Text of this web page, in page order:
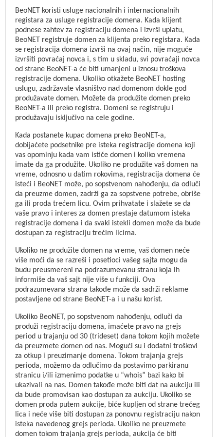
BeoNET koristi usluge nacionalnih i internacionalnih
registara za usluge registracije domena. Kada klijent
podnese zahtev za registraciju domena i izvrši uplatu,
BeoNET registruje domen za klijenta preko registara. Kada
se registracija domena izvrši na ovaj način, nije moguće
izvršiti povraćaj novca i, s tim u skladu, svi povraćaji novca
od strane BeoNET-a će biti umanjeni u iznosu troškova
registracije domena. Ukoliko otkažete BeoNET hosting
uslugu, zadržavate vlasništvo nad domenom dokle god
produžavate domen. Možete da produžite domen preko
BeoNET-a ili preko registra. Domeni se registruju i
produžavaju isključivo na cele godine.
Kada postanete kupac domena preko BeoNET-a,
dobijaćete podsetnike pre isteka registracije domena koji
vas opominju kada vam ističe domen i koliko vremena
imate da ga produžite. Ukoliko ne produžite vaš domen na
vreme, odnosno u datim rokovima, registracija domena će
isteći i BeoNET može, po sopstvenom nahođenju, da odluči
da preuzme domen, zadrži ga za sopstvene potrebe, obriše
ga ili proda trećem licu. Ovim prihvatate i slažete se da
vaše pravo i interes za domen prestaje datumom isteka
registracije domena i da svaki istekli domen može da bude
dostupan za registraciju trećim licima.
Ukoliko ne produžite domen na vreme, vaš domen neće
više moći da se razreši i posetioci vašeg sajta mogu da
budu preusmereni na podrazumevanu stranu koja ih
informiše da vaš sajt nije više u funkciji. Ova
podrazumevana strana takođe može da sadrži reklame
postavljene od strane BeoNET-a i u našu korist.
Ukoliko BeoNET, po sopstvenom nahođenju, odluči da
produži registraciju domena, imaćete pravo na grejs
period u trajanju od 30 (trideset) dana tokom kojih možete
da preuzmete domen od nas. Mogući su i dodatni troškovi
za otkup i preuzimanje domena. Tokom trajanja grejs
perioda, možemo da odlučimo da postavimo parkiranu
stranicu i/ili izmenimo podatke u “whois” bazi kako bi
ukazivali na nas. Domen takođe može biti dat na aukciju ili
da bude promovisan kao dostupan za aukciju. Ukoliko se
domen proda putem aukcije, biće kupljen od strane trećeg
lica i neće više biti dostupan za ponovnu registraciju nakon
isteka navedenog grejs perioda. Ukoliko ne preuzmete
domen tokom trajanja grejs perioda, aukcija će biti